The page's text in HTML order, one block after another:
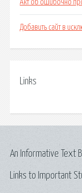
Акт об ошибочно
Добавить сайт в
Links
Links to Important
An Informative Text